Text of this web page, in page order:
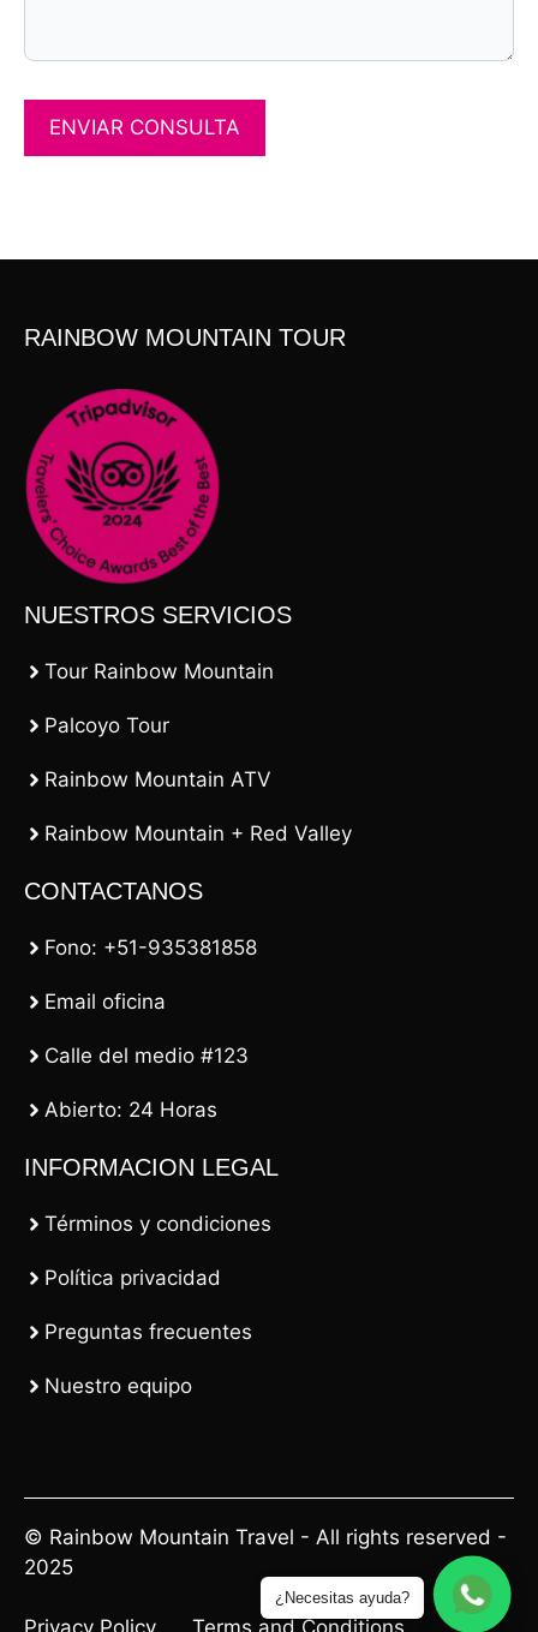
RAINBOW MOUNTAIN TOUR
NUESTROS SERVICIOS
Tour Rainbow Mountain
Palcoyo Tour
Rainbow Mountain ATV
Rainbow Mountain + Red Valley
CONTACTANOS
Fono: +51-935381858
Email oficina
Calle del medio #123
Abierto: 24 Horas
INFORMACION LEGAL
Términos y condiciones
Política privacidad
Preguntas frecuentes
Nuestro equipo
© Rainbow Mountain Travel - All rights reserved -
2025
Privacy Policy Terms and Conditions
¿Necesitas ayuda?